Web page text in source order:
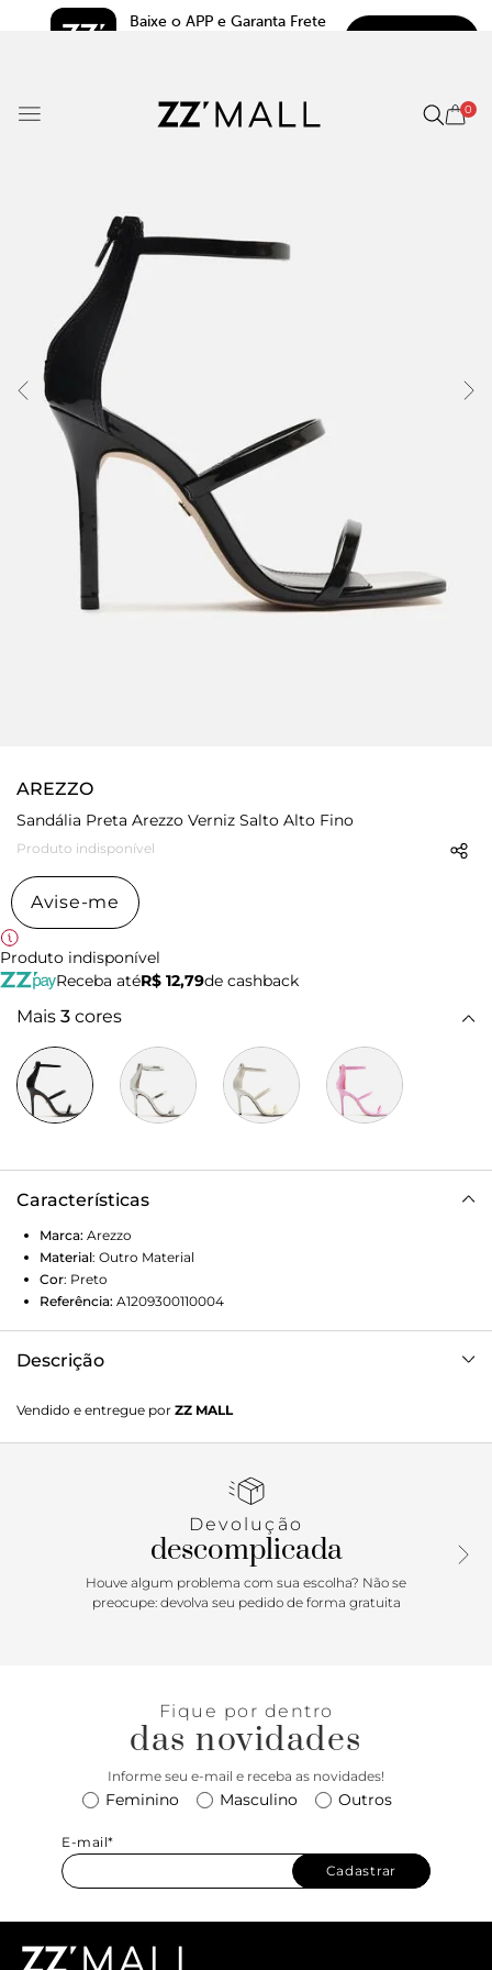
Baixe o APP e Garanta Frete
0
AREZZO
Sandália Preta Arezzo Verniz Salto Alto Fino
Produto indisponível
Avise-me
Produto indisponível
Receba atéR$ 12,79de cashback
Mais 3 cores
Características
Marca: Arezzo
Material: Outro Material
Cor: Preto
Referência: A1209300110004
Descrição
bico quadrado. Traz duas tiras finas, uma sobre os dedos e
outra no peito do pé. Fechada no calcanhar com zíper,
todo o peito do pé e os dedos. Com palmilha da cor do
A sandália vem em versão monocromática, traduzindo as
Vendido e entregue por ZZ MALL
Devolução
descomplicada
Houve algum problema com sua escolha? Não se
preocupe: devolva seu pedido de forma gratuita
Fique por dentro
das novidades
Informe seu e-mail e receba as novidades!
Feminino Masculino Outros
E-mail*
Cadastrar